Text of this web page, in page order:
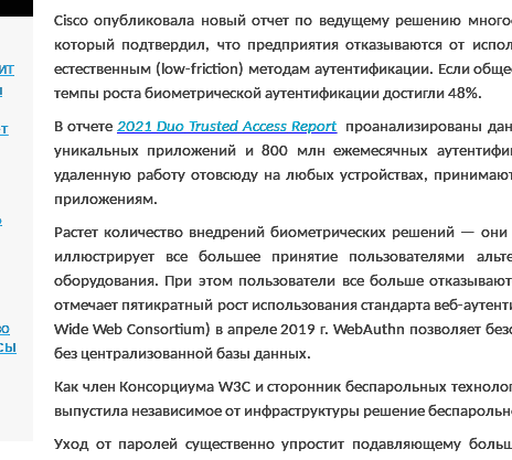
Cisco опубликовала новый отчет по ведущему решению
который подтвердил, что предприятия отказываются от
естественным (low-friction) методам аутентификации. Если
темпы роста биометрической аутентификации достигли 48%.
В отчете2021Duo Trusted Access Report проанализированы
уникальных приложений и 800 млн ежемесячных
удаленную работу отовсюду на любых устройствах,
приложениям.
Растет количество внедрений биометрических решений —
иллюстрирует все большее принятие пользователями
оборудования. При этом пользователи все больше
отмечает пятикратный рост использования стандарта веб-
Wide Web Consortium) в апреле 2019 г.WebAuthn позволяет
без централизованной базы данных.
Как член Консорциума W3Cи сторонник беспарольных
выпустила независимое от инфраструктуры решение
Уход от паролей существенно упростит подавляющему